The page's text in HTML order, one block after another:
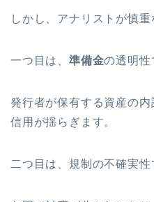
しかし、アナリストが慎
一つ目は、 準備金の透明性
発行者が保有する資産の内
信用が揺らぎます。
二つ目は、規制の不確実性